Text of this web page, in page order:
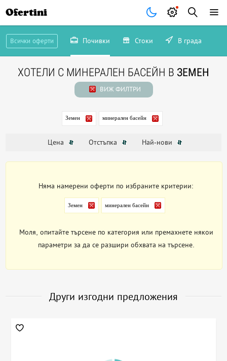
Ofertini
Всички оферти Почивки Стоки В града
ХОТЕЛИ С МИНЕРАЛЕН БАСЕЙН В ЗЕМЕН
ВИЖ ФИЛТРИ
Земен минерален басейн
Цена Отстъпка Най-нови
Няма намерени оферти по избраните критерии:
Земен минерален басейн
Моля, опитайте търсене по категория или премахнете някои
параметри за да се разшири обхвата на търсене.
Други изгодни предложения